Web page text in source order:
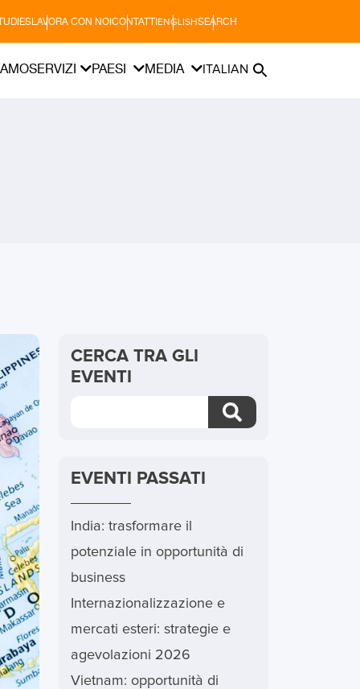
LAVORA CON NOICONTATTIENGLISHSEARCH
SERVIZI PAESI MEDIA ITALIAN
CERCA TRA GLI
EVENTI
EVENTI PASSATI
India: trasformare il
potenziale in opportunità di
business
Internazionalizzazione e
mercati esteri: strategie e
agevolazioni 2026
Vietnam: opportunità di